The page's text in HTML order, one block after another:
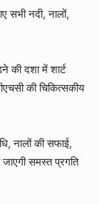
सभी नदी, नालों,
की दशा में शार्ट
की चिकित्सकीय
नालों की सफाई,
जाएगी समस्त प्रगति